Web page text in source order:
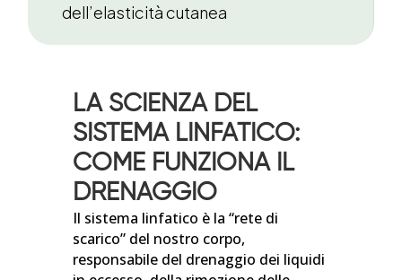
dell’elasticità cutanea
LA SCIENZA DEL
SISTEMA LINFATICO:
COME FUNZIONA IL
DRENAGGIO
Il sistema linfatico è la “rete di
scarico” del nostro corpo,
responsabile del drenaggio dei liquidi